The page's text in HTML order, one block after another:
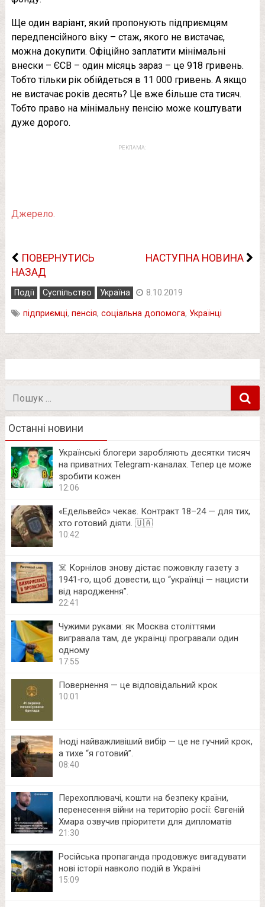
Ще один варіант, який пропонують підприємцям
передпенсійного віку – стаж, якого не вистачає,
можна докупити. Офіційно заплатити мінімальні
внески – ЄСВ – один місяць зараз – це 918 гривень.
Тобто тільки рік обійдеться в 11 000 гривень. А якщо
не вистачає років десять? Це вже більше ста тисяч.
Тобто право на мінімальну пенсію може коштувати
дуже дорого.
РЕКЛАМА:
Джерело.
ПОВЕРНУТИСЬ
НАЗАД
НАСТУПНА НОВИНА
Події Суспільство Україна 8.10.2019
підприємці, пенсія, соціальна допомога, Українці
Останні новини
Українські блогери заробляють десятки тисяч
на приватних Telegram-каналах. Тепер це може
зробити кожен
12:06
«Едельвейс» чекає. Контракт 18–24 — для тих,
хто готовий діяти. 🇺🇦
10:42
☠️ Корнілов знову дістає пожовклу газету з
1941‑го, щоб довести, що “українці — нацисти
від народження”.
22:41
Чужими руками: як Москва століттями
вигравала там, де українці програвали один
одному
17:55
Повернення — це відповідальний крок
10:01
Іноді найважливіший вибір — це не гучний крок,
а тихе “я готовий”.
08:40
Перехоплювачі, кошти на безпеку країни,
перенесення війни на територію росії: Євгеній
Хмара озвучив пріоритети для дипломатів
21:30
Російська пропаганда продовжує вигадувати
нові історії навколо подій в Україні
15:09